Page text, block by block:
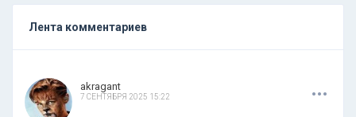
Лента комментариев
akragant
7 СЕНТЯБРЯ 2025 15:22 ...